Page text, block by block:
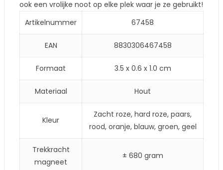
ook een vrolijke noot op elke plek waar je ze gebruikt!
Artikelnummer
67458
EAN 8830306467458
Formaat 3.5 x 0.6 x 1.0 cm
Materiaal Hout
Kleur
Zacht roze, hard roze, paars,
rood, oranje, blauw, groen, geel
Trekkracht
magneet
± 680 gram